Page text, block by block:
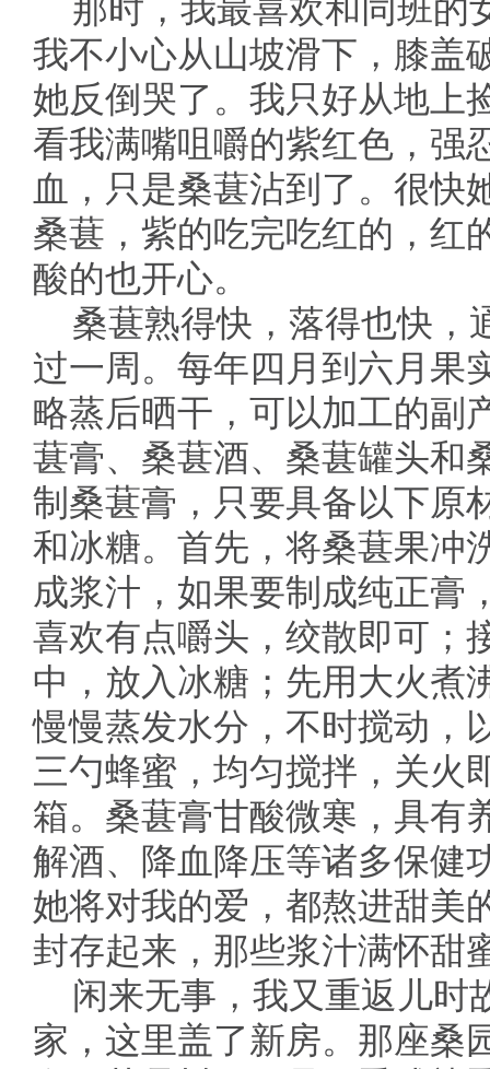
那时，我最喜欢和同班的
我不小心从山坡滑下，膝盖
她反倒哭了。我只好从地上
看我满嘴咀嚼的紫红色，强
血，只是桑葚沾到了。很快
桑葚，紫的吃完吃红的，红
酸的也开心。
桑葚熟得快，落得也快，
过一周。每年四月到六月果
略蒸后晒干，可以加工的
葚膏、桑葚酒、桑葚罐头和
制桑葚膏，只要具备以下原
和冰糖。首先，将桑葚果冲
成浆汁，如果要制成纯正膏
喜欢有点嚼头，绞散即可；
中，放入冰糖；先用大火煮
慢慢蒸发水分，不时搅动，
三勺蜂蜜，均匀搅拌，关火
箱。桑葚膏甘酸微寒，具有
解酒、降血降压等诸多保健
她将对我的爱，都熬进甜美
封存起来，那些浆汁满怀甜
闲来无事，我又重返儿时
家，这里盖了新房。那座桑